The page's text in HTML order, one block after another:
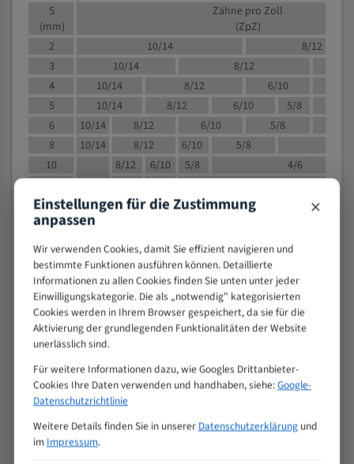
S
(mm)
Zähne pro Zoll
(ZpZ)
2
10/14
8/12
3
10/14 8/12
4
10/14 8/12 6/10
5
10/14 8/12 6/10
5/8
6
10/14 8/12 6/10
5/8
8
10/14 8/12 6/10 5/8
10
8/12 6/10 5/8
4/6
15
8/12 6/10
4/5
20
30
4/5
50
80
> 100
VOLLMATERIAL
M (mm)
Zoll (ZpZ))
>
25
10/14
15 - 40
8/12
25 - 50
Einstellungen für die Zustimmung
anpassen ×
Wir verwenden Cookies, damit Sie effizient navigieren und
bestimmte Funktionen ausführen können. Detaillierte
Informationen zu allen Cookies finden Sie unten unter jeder
Einwilligungskategorie. Die als „notwendig" kategorisierten
Cookies werden in Ihrem Browser gespeichert, da sie für die
Aktivierung der grundlegenden Funktionalitäten der Website
unerlässlich sind.
Für weitere Informationen dazu, wie Googles Drittanbieter-
Cookies Ihre Daten verwenden und handhaben, siehe:Google-
Datenschutzrichtlinie
Weitere Details finden Sie in unserer Datenschutzerklärungund
im Impressum.